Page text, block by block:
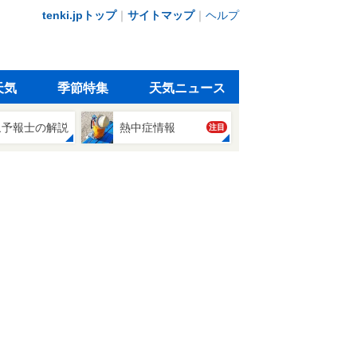
tenki.jpトップ｜ サイトマップ｜ ヘルプ
気 季節特集 天気ニュース
報士の解説 熱中症情報 注目